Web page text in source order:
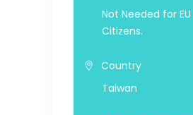
Not Needed for EU
Citizens.
Country
Taiwan